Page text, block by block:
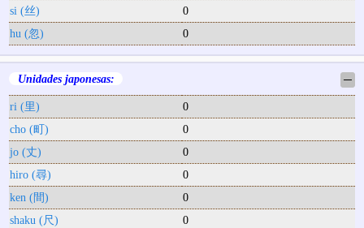
si (丝)
0
hu (忽)
0
Unidades japonesas: ─
ri (里)
0
cho (町)
0
jo (丈)
0
hiro (尋)
0
ken (間)
0
shaku (尺)
0